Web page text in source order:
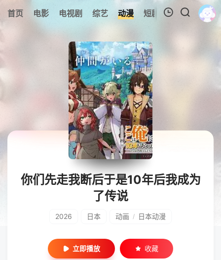
首页 电影 电视剧 综艺 动漫 短剧 今日更新
0
暂无观看影片的记录
你们先走我断后于是10年后我成为
了传说
2026 日本 动画 / 日本动漫
立即播放 收藏